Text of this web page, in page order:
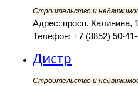
Строительство и
Адрес: просп. Калинина,
Телефон: +7 (3852) 50-
Дистр
Строительство и